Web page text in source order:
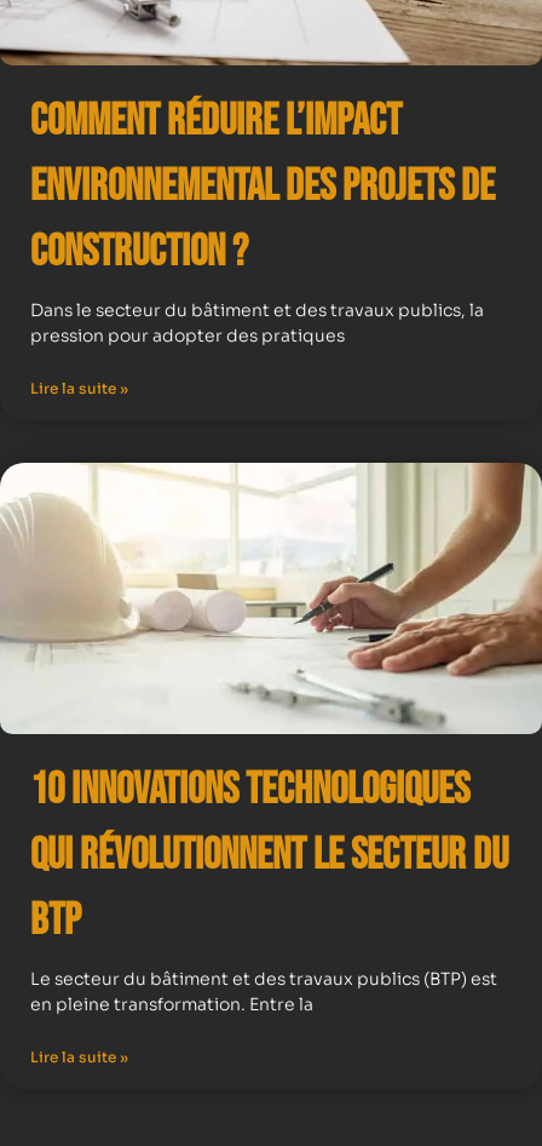
Comment Réduire l’Impact
Environnemental des Projets de
Construction ?
Dans le secteur du bâtiment et des travaux publics, la
pression pour adopter des pratiques
Lire la suite »
10 Innovations Technologiques
qui Révolutionnent le Secteur du
BTP
Le secteur du bâtiment et des travaux publics (BTP) est
en pleine transformation. Entre la
Lire la suite »